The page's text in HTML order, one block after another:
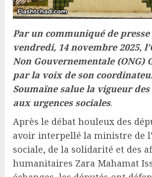
Par un communiqué de
vendredi, 14 novembre 2025,
Non Gouvernementale (ONG)
par la voix de son
Soumaïne salue la vigueur
aux urgences sociales.
Après le débat houleux des
avoir interpellé la ministre de
sociale, de la solidarité et des
humanitaires Zara Mahamat